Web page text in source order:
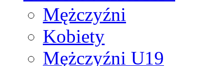
Mężczyźni
Kobiety
Mężczyźni U19